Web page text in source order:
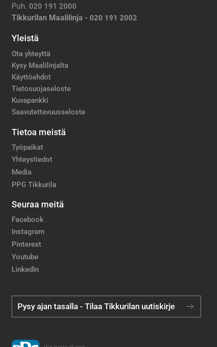
Puh. 020 191 2000
Tikkurilan Maalilinja - 020 191 2002
Yleistä
Ota yhteyttä
Kysy Maalilinjalta
Käyttöehdot
Tietosuojaseloste
Kuvapankki
Saavutettavuusseloste
Tietoa meistä
Työpaikat
Yhteystiedot
Media
PPG Tikkurila
Seuraa meitä
Facebook
Instagram
Pinterest
Youtube
LinkedIn
Pysy ajan tasalla - Tilaa Tikkurilan uutiskirje